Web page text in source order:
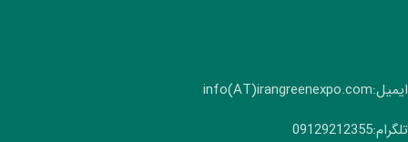
ایمیل:info(AT)irangreenexpo.com
تلگرام:09129212355